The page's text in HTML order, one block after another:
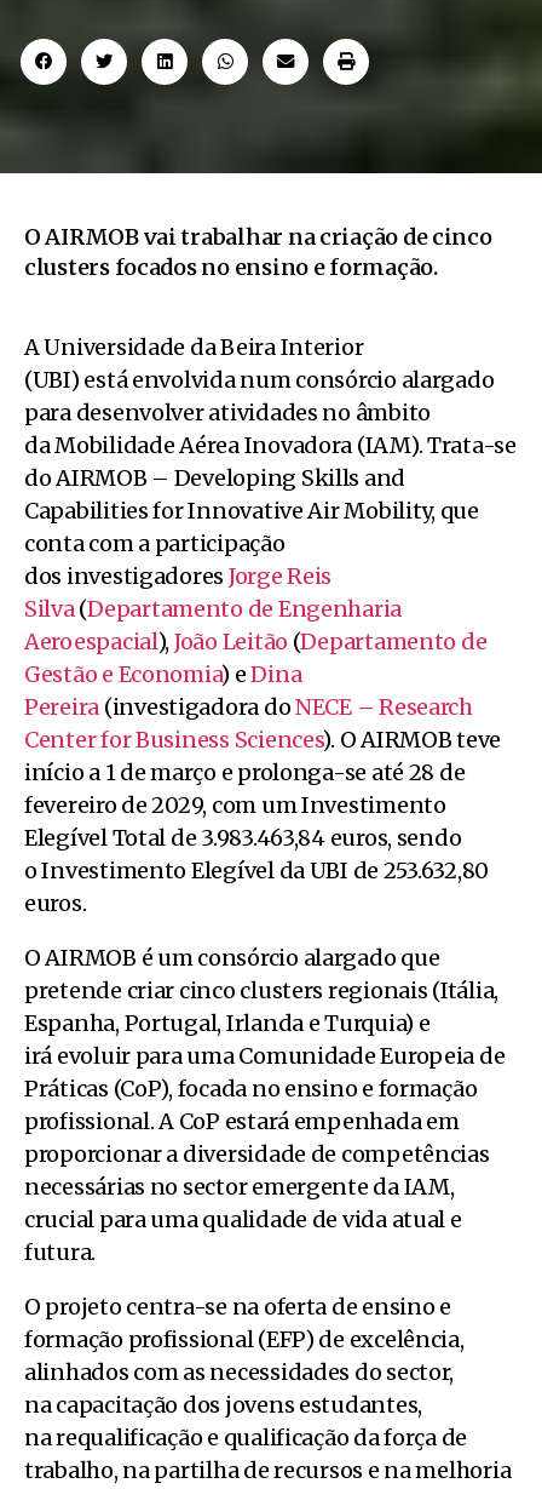
O AIRMOB vai trabalhar na criação de cinco
clusters focados no ensino e formação.
A Universidade da Beira Interior
(UBI) está envolvida num consórcio alargado
para desenvolver atividades no âmbito
da Mobilidade Aérea Inovadora (IAM). Trata-se
do AIRMOB – Developing Skills and
Capabilities for Innovative Air Mobility, que
conta com a participação
dos investigadores Jorge Reis
Silva(Departamento de Engenharia
Aeroespacial), João Leitão (Departamento de
Gestão e Economia) eDina
Pereira (investigadora doNECE – Research
Center for Business Sciences). O AIRMOB teve
início a 1 de março e prolonga-se até 28 de
fevereiro de 2029, com um Investimento
Elegível Total de 3.983.463,84 euros, sendo
o Investimento Elegível da UBI de 253.632,80
euros.
O AIRMOB é um consórcio alargado que
pretende criar cinco clusters regionais (Itália,
Espanha, Portugal, Irlanda e Turquia) e
irá evoluir para uma Comunidade Europeia de
Práticas (CoP), focada no ensino e formação
profissional. A CoP estará empenhada em
proporcionar a diversidade de competências
necessárias no sector emergente da IAM,
crucial para uma qualidade de vida atual e
futura.
O projeto centra-se na oferta de ensino e
formação profissional (EFP) de excelência,
alinhados com as necessidades do sector,
na capacitação dos jovens estudantes,
na requalificação e qualificação da força de
trabalho, na partilha de recursos e na melhoria